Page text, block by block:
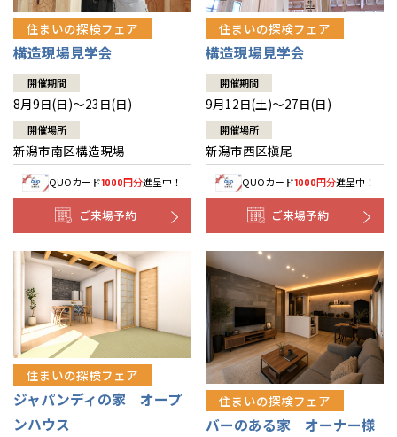
住まいの探検フェア
構造現場見学会
開催期間
8月9日(日)～23日(日)
開催場所
新潟市南区構造現場
QUOカード1000円分進呈中！
ご来場予約
住まいの探検フェア
構造現場見学会
開催期間
9月12日(土)～27日(日)
開催場所
新潟市西区槇尾
QUOカード1000円分進呈中！
ご来場予約
住まいの探検フェア
ジャパンディの家 オープ
ンハウス
住まいの探検フェア
バーのある家 オーナー様